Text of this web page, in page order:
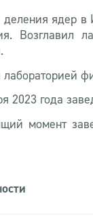
ядер
Возглавил
2023 года
момент